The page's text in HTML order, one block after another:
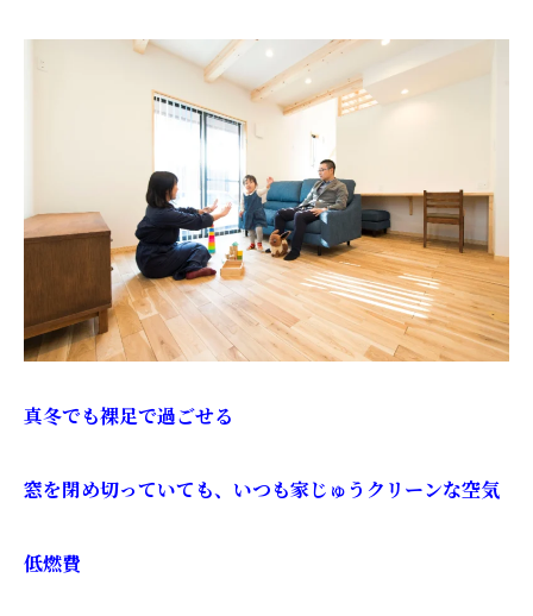
真冬でも裸足で過ごせる
窓を閉め切っていても、いつも家じゅうクリーンな空気
低燃費